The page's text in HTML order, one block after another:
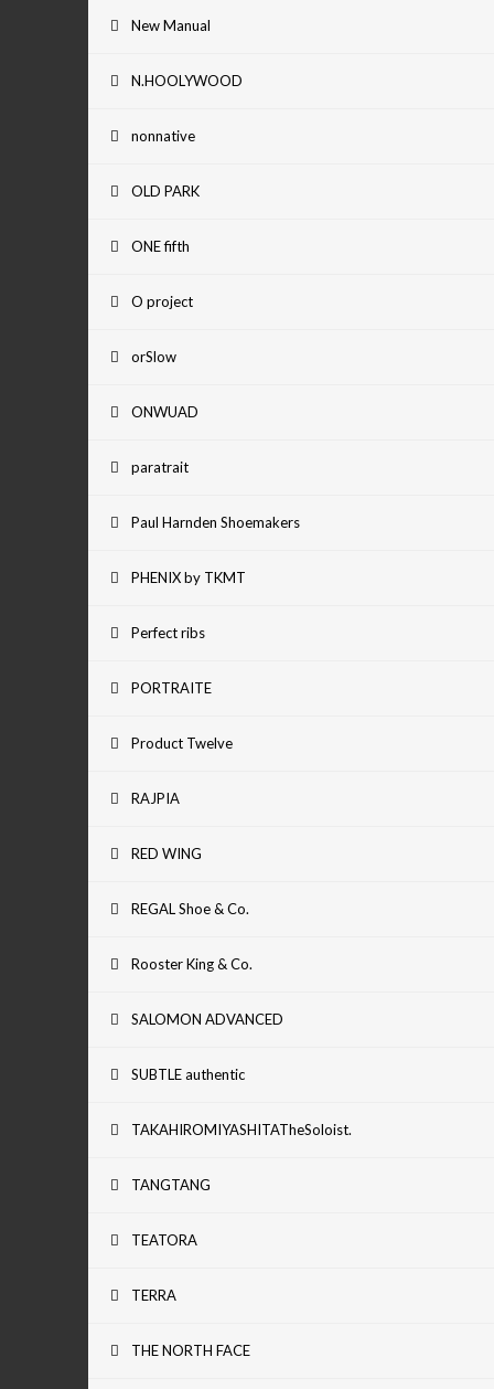
New Manual
N.HOOLYWOOD
nonnative
OLD PARK
ONE fifth
O project
orSlow
ONWUAD
paratrait
Paul Harnden Shoemakers
PHENIX by TKMT
Perfect ribs
PORTRAITE
Product Twelve
RAJPIA
RED WING
REGAL Shoe & Co.
Rooster King & Co.
SALOMON ADVANCED
SUBTLE authentic
TAKAHIROMIYASHITATheSoloist.
TANGTANG
TEATORA
TERRA
THE NORTH FACE